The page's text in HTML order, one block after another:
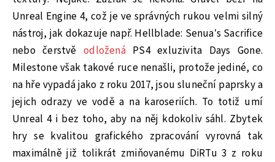
Unreal Engine 4, což je ve správných rukou velmi silný
nástroj, jak dokazuje např. Hellblade: Senua’s Sacrifice
nebo čerstvěodloženáPS4 exluzivita Days Gone.
Milestone však takové ruce nenašli, protože jediné, co
na hře vypadá jako z roku 2017, jsou sluneční paprsky a
jejich odrazy ve vodě a na karoseriích. To totiž umí
Unreal 4 i bez toho, aby na něj kdokoliv sáhl. Zbytek
hry se kvalitou grafického zpracování vyrovná tak
maximálně již tolikrát zmiňovanému DiRTu 3 z roku